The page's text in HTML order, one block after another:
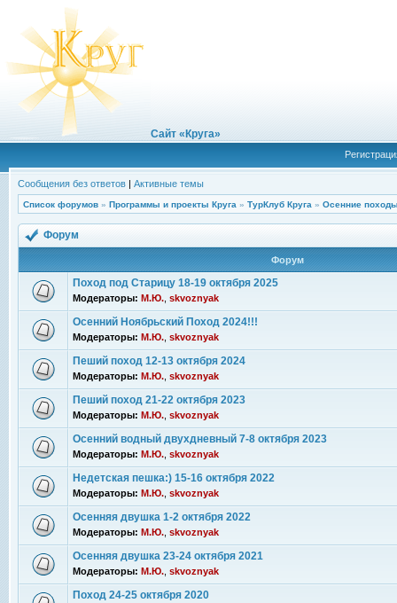
Сайт «Круга»
Сообщения без ответов | Активные темы
Список форумов » Программы и проекты Круга » ТурКлуб Круга » Осенние
Форум
Форум
Поход под Старицу 18-19 октября 2025
Модераторы: М.Ю. skvoznyak
Осенний Ноябрьский Поход 2024!!!
Модераторы: М.Ю. skvoznyak
Пеший поход 12-13 октября 2024
Модераторы: М.Ю. skvoznyak
Пеший поход 21-22 октября 2023
Модераторы: М.Ю. skvoznyak
Осенний водный двухдневный 7-8 октября 2023
Модераторы: М.Ю. skvoznyak
Недетская пешка:) 15-16 октября 2022
Модераторы: М.Ю. skvoznyak
Осенняя двушка 1-2 октября 2022
Модераторы: М.Ю. skvoznyak
Осенняя двушка 23-24 октября 2021
Модераторы: М.Ю. skvoznyak
Поход 24-25 октября 2020